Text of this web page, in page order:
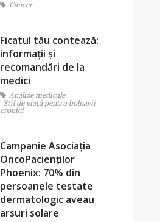
Cancer
Ficatul tău contează:
informații și
recomandări de la
medici
Analize medicale
Stil de viaţă pentru bolnavii
cronici
Campanie Asociația
OncoPacienților
Phoenix: 70% din
persoanele testate
dermatologic aveau
arsuri solare